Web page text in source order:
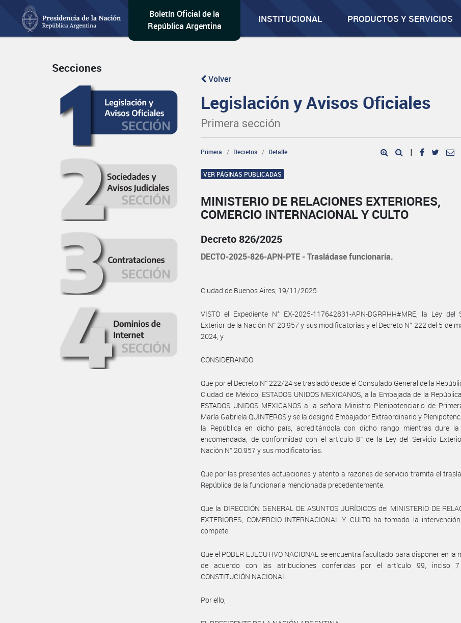
Boletín Oficial de la
República Argentina
INSTITUCIONAL PRODUCTOS Y SERVICIOS
Secciones
Volver
Legislación y Avisos Oficiales
Primera sección
Primera Decretos Detalle |
VER PÁGINAS PUBLICADAS
MINISTERIO DE RELACIONES EXTERIORES,
COMERCIO INTERNACIONAL Y CULTO
Decreto 826/2025
DECTO-2025-826-APN-PTE - Trasládase funcionaria.
Ciudad de Buenos Aires, 19/11/2025
VISTO el Expediente N° EX-2025-117642831-APN-DGRRHH#MRE, la Ley del
Exterior de la Nación N° 20.957 y sus modificatorias y el Decreto N° 222 del 5 de
2024, y
CONSIDERANDO:
Que por el Decreto N° 222/24 se trasladó desde el Consulado General de la
Ciudad de México, ESTADOS UNIDOS MEXICANOS, a la Embajada de la
ESTADOS UNIDOS MEXICANOS a la señora Ministro Plenipotenciario de
María Gabriela QUINTEROS y se la designó Embajador Extraordinario y
la República en dicho país, acreditándola con dicho rango mientras dure la
encomendada, de conformidad con el artículo 8° de la Ley del Servicio
Nación N° 20.957 y sus modificatorias.
Que por las presentes actuaciones y atento a razones de servicio tramita el
República de la funcionaria mencionada precedentemente.
Que la DIRECCIÓN GENERAL DE ASUNTOS JURÍDICOS del MINISTERIO DE
EXTERIORES, COMERCIO INTERNACIONAL Y CULTO ha tomado la
compete.
Que el PODER EJECUTIVO NACIONAL se encuentra facultado para disponer en la
de acuerdo con las atribuciones conferidas por el artículo 99, inciso
CONSTITUCIÓN NACIONAL.
Por ello,